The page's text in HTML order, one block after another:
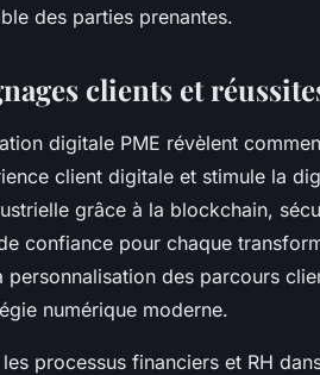
des parties prenantes.
clients et
digitale PME révèlent
client digitale et stimule la
grâce à la blockchain,
confiance pour chaque
des parcours
numérique moderne.
processus financiers et RH